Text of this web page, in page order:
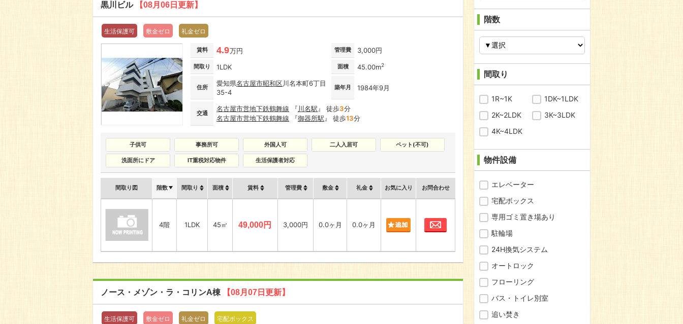
黒川ビル 【08月06日更新】
生活保護可 敷金ゼロ 礼金ゼロ
賃料 4.9万円 管理費 3,000円
間取り 1LDK 面積 45.00m2
住所 愛知県名古屋市昭和区川名本町6丁目
35-4
築年月 1984年9月
交通
名古屋市営地下鉄鶴舞線 『川名駅 』 徒歩3分
名古屋市営地下鉄鶴舞線 『御器所駅 』 徒歩13分
子供可 事務所可 外国人可 二人入居可 ペット(不可)
洗面所にドア IT重税対応物件 生活保護者対応
間取り図 階数 間取り 面積 賃料 管理費 敷金 礼金 お気に入り お問合わせ
4階 1LDK 45㎡ 49,000円 3,000円 0.0ヶ月 0.0ヶ月 お問合わせ
ノース・メゾン・ラ・コリンA棟 【08月07日更新】
生活保護可 敷金ゼロ 礼金ゼロ 宅配ボックス
階数
間取り
1R~1K
1DK~1LDK
2K~2LDK
3K~3LDK
4K~4LDK
物件設備
エレベーター
宅配ボックス
専用ゴミ置き場あり
駐輪場
24H換気システム
オートロック
フローリング
バス・トイレ別室
追い焚き